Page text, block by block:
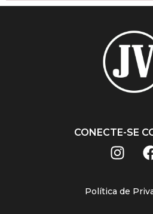
CONECTE-SE
Política de